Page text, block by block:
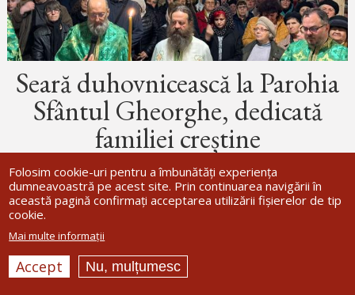
Seară duhovnicească la Parohia
Sfântul Gheorghe, dedicată
familiei creștine
Credincioșii din Bacău au fost invitați vineri, 3 aprilie
2026, la o seară duhovnicească organizată de Parohia
„Sfântul Gheorghe”, având ca temă „Familia creștină în
fața provocărilor lumii de astăzi”. Cu binecuvântarea
IPS Părinte Arhiepiscop...
Folosim cookie-uri pentru a îmbunătăți experiența
dumneavoastră pe acest site. Prin continuarea navigării în
această pagină confirmați acceptarea utilizării fișierelor de tip
cookie.
Mai multe informații
Accept Nu, mulțumesc